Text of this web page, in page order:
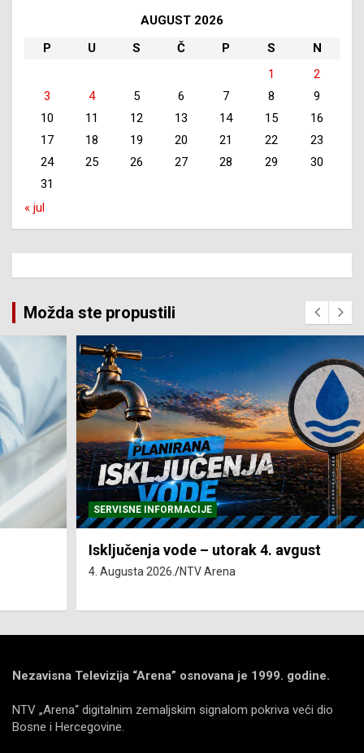
AUGUST 2026
P
U S Č P S
N
1
2
3
4 5 6 7 8
9
10
11 12 13 14 15
16
17
18 19 20 21 22
23
24
25 26 27 28 29
30
31
« jul
Možda ste propustili
SERVISNE INFORMACIJE
Isključenja vode – utorak 4. avgust
4. Augusta 2026. NTV Arena
Nezavisna Televizija “Arena” osnovana je 1999. godine.
NTV „Arena“ digitalnim zemaljskim signalom pokriva veći dio
Bosne i Hercegovine.